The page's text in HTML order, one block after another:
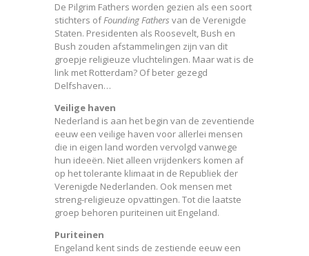
De Pilgrim Fathers worden gezien als een soort
stichters ofFounding Fathers van de Verenigde
Staten. Presidenten als Roosevelt, Bush en
Bush zouden afstammelingen zijn van dit
groepje religieuze vluchtelingen. Maar wat is de
link met Rotterdam? Of beter gezegd
Delfshaven…
Veilige haven
Nederland is aan het begin van de zeventiende
eeuw een veilige haven voor allerlei mensen
die in eigen land worden vervolgd vanwege
hun ideeën. Niet alleen vrijdenkers komen af
op het tolerante klimaat in de Republiek der
Verenigde Nederlanden. Ook mensen met
streng-religieuze opvattingen. Tot die laatste
groep behoren puriteinen uit Engeland.
Puriteinen
Engeland kent sinds de zestiende eeuw een